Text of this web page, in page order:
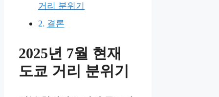
거리 분위기
결론
2025년 7월 현재
도쿄 거리 분위기